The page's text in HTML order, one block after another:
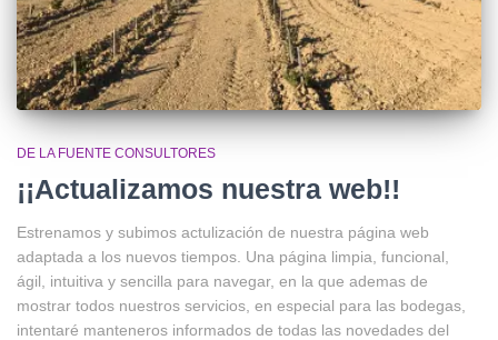
DE LA FUENTE CONSULTORES
¡¡Actualizamos nuestra web!!
Estrenamos y subimos actulización de nuestra página web
adaptada a los nuevos tiempos. Una página limpia, funcional,
ágil, intuitiva y sencilla para navegar, en la que ademas de
mostrar todos nuestros servicios, en especial para las bodegas,
intentaré manteneros informados de todas las novedades del